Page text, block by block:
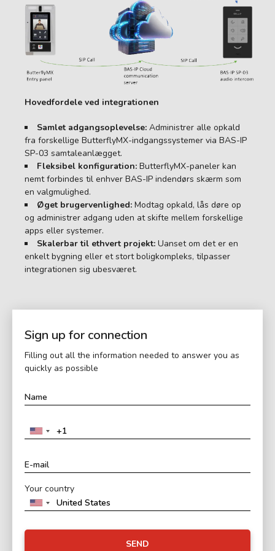
Hovedfordele ved integrationen
Samlet adgangsoplevelse: Administrer alle opkald
fra forskellige ButterflyMX-indgangssystemer via BAS-IP
SP-03 samtaleanlægget.
Fleksibel konfiguration: ButterflyMX-paneler kan
nemt forbindes til enhver BAS-IP indendørs skærm som
en valgmulighed.
Øget brugervenlighed: Modtag opkald, lås døre op
og administrer adgang uden at skifte mellem forskellige
apps eller systemer.
Skalerbar til ethvert projekt: Uanset om det er en
enkelt bygning eller et stort boligkompleks, tilpasser
integrationen sig ubesværet.
Sign up for connection
Filling out all the information needed to answer you as
quickly as possible
Your country
SEND